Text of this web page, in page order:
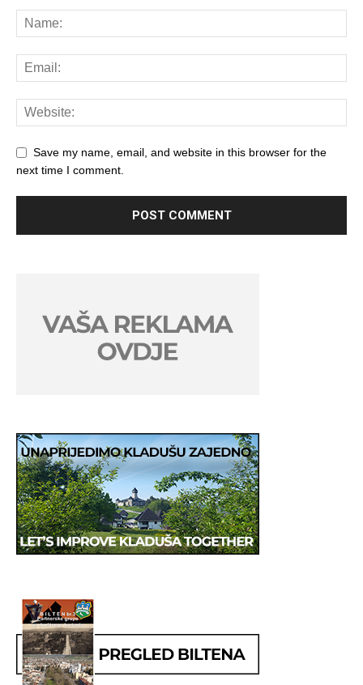
Save my name, email, and website in this browser for the
next time I comment.